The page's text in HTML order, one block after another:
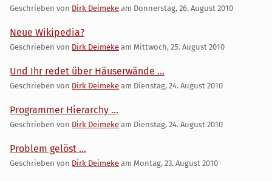
Geschrieben von Dirk Deimeke am Donnerstag, 26. August 2010
Neue Wikipedia?
Geschrieben von Dirk Deimeke am Mittwoch, 25. August 2010
Und Ihr redet über Häuserwände ...
Geschrieben von Dirk Deimeke am Dienstag, 24. August 2010
Programmer Hierarchy ...
Geschrieben von Dirk Deimeke am Dienstag, 24. August 2010
Problem gelöst ...
Geschrieben von Dirk Deimeke am Montag, 23. August 2010